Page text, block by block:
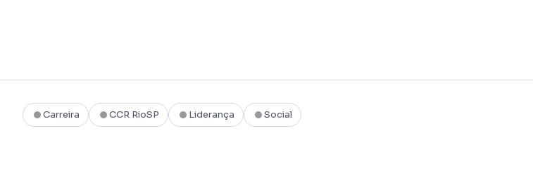
Carreira CCR RioSP Liderança Social